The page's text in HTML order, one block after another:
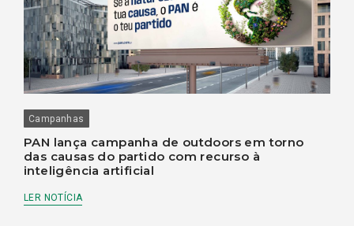
Campanhas
PAN lança campanha de outdoors em torno
das causas do partido com recurso à
inteligência artificial
LER NOTÍCIA